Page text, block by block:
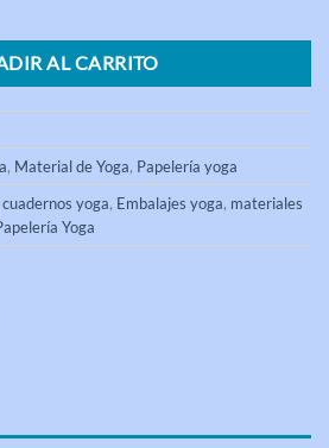
AL CARRITO
, Material de Yoga, Papelería yoga
cuadernos yoga, Embalajes yoga, materiales
Yoga